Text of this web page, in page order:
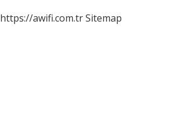
https://awifi.com.trSitemap